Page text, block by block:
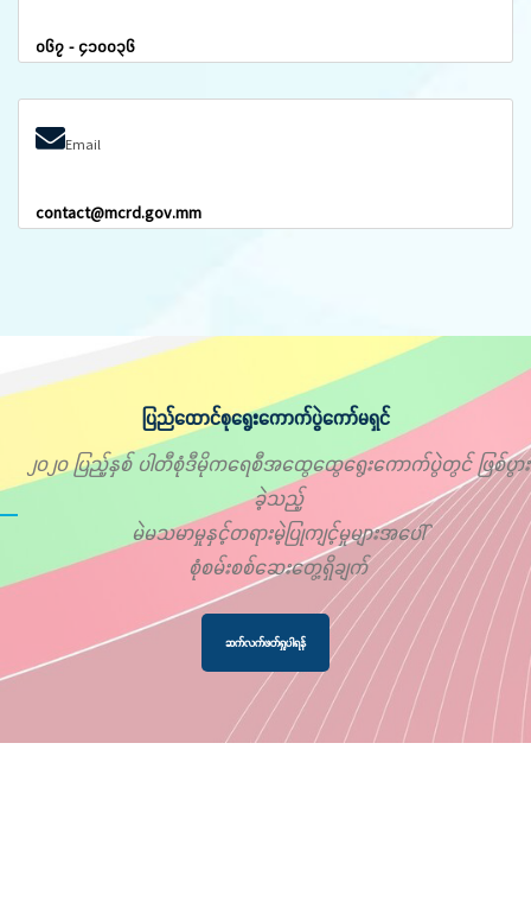
၀၆၇ - ၄၁၀၀၃၆
Email
contact@mcrd.gov.mm
ပြည်ထောင်စုရွေးကောက်ပွဲကော်မရှင်
၂၀၂၀ ပြည့်နှစ် ပါတီစုံဒီမိုကရေစီအထွေထွေရွေးကောက်ပွဲတွင် ဖြစ်ပွား
ခဲ့သည့်
မဲမသမာမှုနှင့်တရားမဲ့ပြုကျင့်မှုများအပေါ်
စုံစမ်းစစ်ဆေးတွေ့ရှိချက်
ဆက်လက်ဖတ်ရှုပါရန်